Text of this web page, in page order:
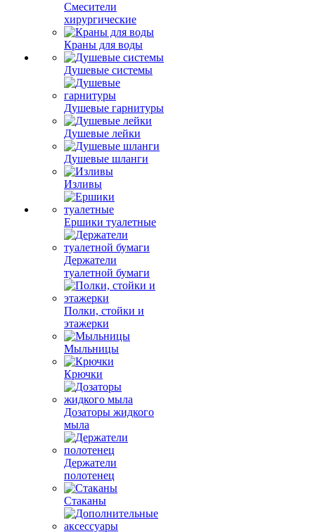
Смесители
хирургические
Краны для воды
Душевые системы
Душевые гарнитуры
Душевые лейки
Душевые шланги
Изливы
Ершики туалетные
Держатели
туалетной бумаги
Полки, стойки и
этажерки
Мыльницы
Крючки
Дозаторы жидкого
мыла
Держатели
полотенец
Стаканы